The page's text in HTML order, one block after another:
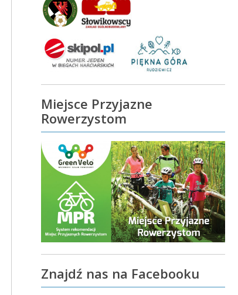
Miejsce Przyjazne
Rowerzystom
Znajdź nas na Facebooku